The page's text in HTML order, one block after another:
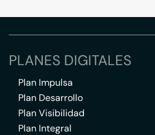
PLANES DIGITALES
Plan Impulsa
Plan Desarrollo
Plan Visibilidad
Plan Integral